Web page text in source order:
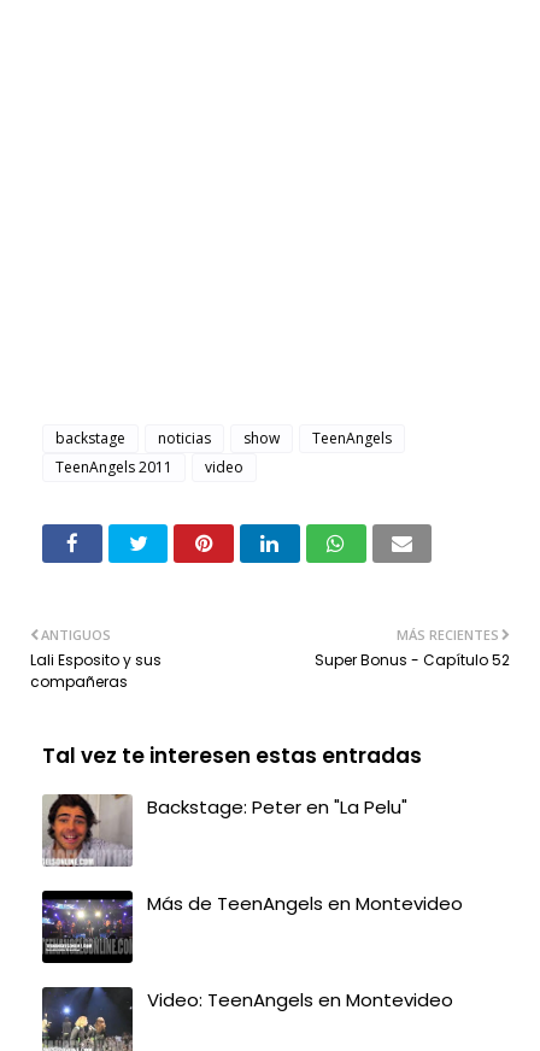
backstage noticias show
TeenAngels
TeenAngels 2011
video
MÁS RECIENTES
Super Bonus - Capítulo 52
ANTIGUOS
Lali Esposito y sus
compañeras
Tal vez te interesen estas entradas
Backstage: Peter en "La Pelu"
Más de TeenAngels en Montevideo
Video: TeenAngels en Montevideo